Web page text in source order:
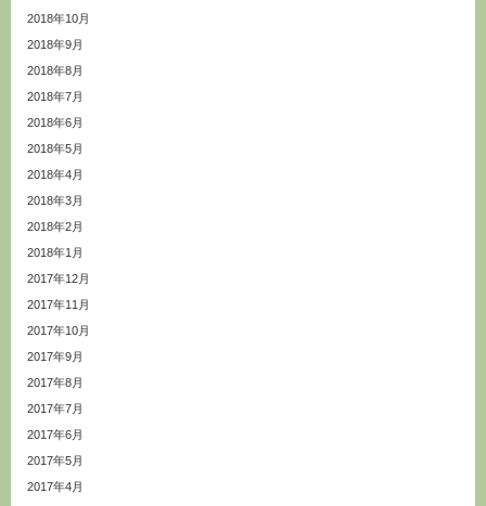
2018年10月
2018年9月
2018年8月
2018年7月
2018年6月
2018年5月
2018年4月
2018年3月
2018年2月
2018年1月
2017年12月
2017年11月
2017年10月
2017年9月
2017年8月
2017年7月
2017年6月
2017年5月
2017年4月